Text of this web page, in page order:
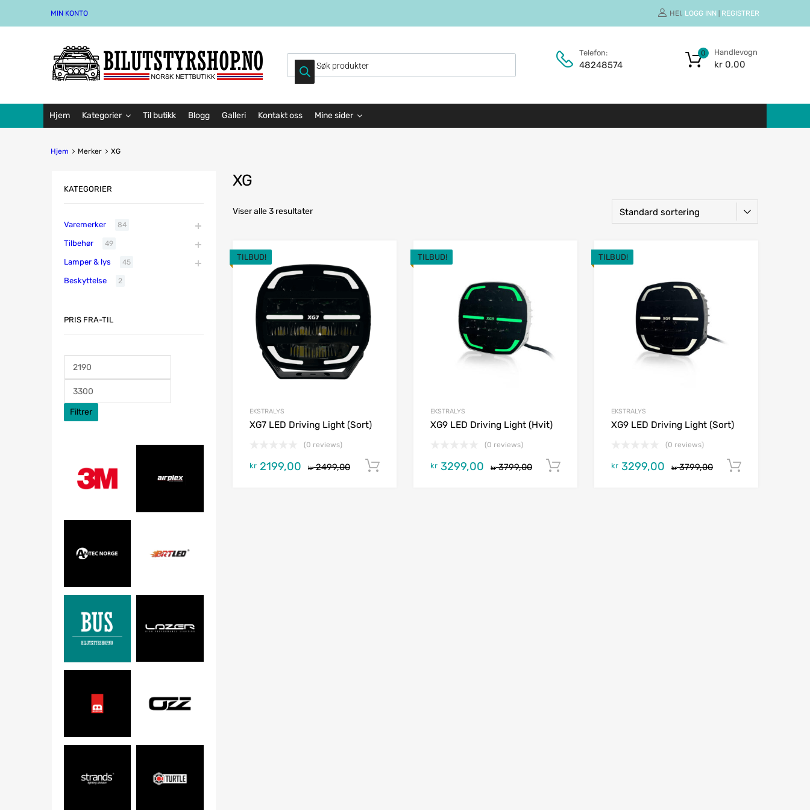
MIN KONTO HEI, LOGG INN REGISTRER
Telefon:
48248574
Handlevogn
kr 0,00
0
Hjem Kategorier Til butikk Blogg Galleri Kontakt oss Mine sider
Hjem Merker XG
XG
Viser alle 3 resultater
TILBUD!
EKSTRALYS
XG7 LED Driving Light (Sort)
(0 reviews)
kr2499,00
kr 2199,00 Legg i handlekurv
TILBUD!
EKSTRALYS
XG9 LED Driving Light (Hvit)
(0 reviews)
kr3799,00
kr 3299,00 Legg i handlekurv
TILBUD!
EKSTRALYS
XG9 LED Driving Light (Sort)
(0 reviews)
kr3799,00
kr 3299,00
KATEGORIER
Varemerker 84
Tilbehør 49
Lamper & lys 45
Beskyttelse 2
PRIS FRA-TIL
Filtrer